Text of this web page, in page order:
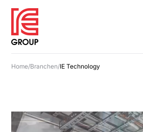
Home/Branchen/IE Technology